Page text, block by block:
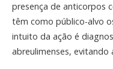
presença de anticorpos
têm como público-alvo
intuito da ação é
abreulimenses, evitando